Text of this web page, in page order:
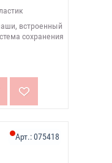
встроенный
сохранения
Арт.:075418